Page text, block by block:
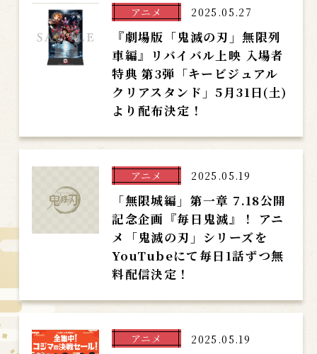
アニメ
『劇場版「鬼滅の刃」無限列
車編』リバイバル上映 入場者
特典 第3弾「キービジュアル
クリアスタンド」5月31日(土)
より配布決定！
2025.05.27
アニメ
「無限城編」第一章 7.18公開
記念企画『毎日鬼滅』！ アニ
メ「鬼滅の刃」シリーズを
YouTubeにて毎日1話ずつ無
料配信決定！
2025.05.19
アニメ 2025.05.19